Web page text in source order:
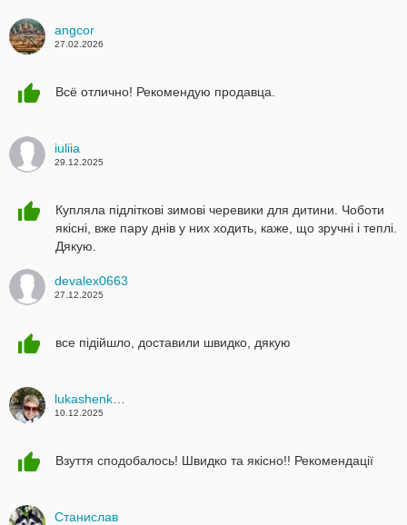
angcor
27.02.2026
Всё отлично! Рекомендую продавца.
iuliia
29.12.2025
Купляла підліткові зимові черевики для дитини. Чоботи
якісні, вже пару днів у них ходить, каже, що зручні і теплі.
Дякую.
devalex0663
27.12.2025
все підійшло, доставили швидко, дякую
10.12.2025
Взуття сподобалось! Швидко та якісно!! Рекомендації
Стaнислaв